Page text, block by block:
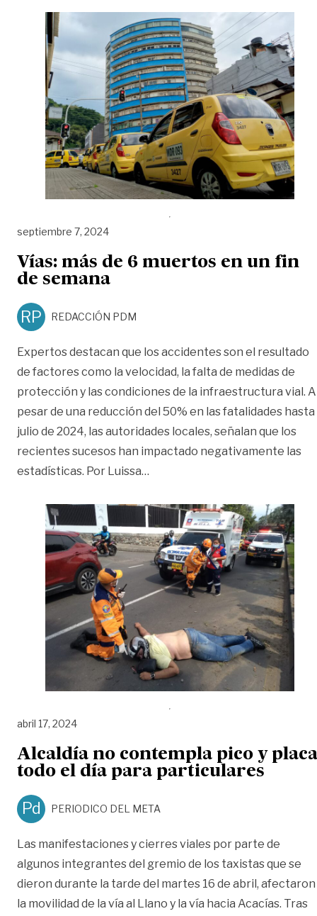
septiembre 7, 2024
Vías: más de 6 muertos en un fin
de semana
RP REDACCIÓN PDM
Expertos destacan que los accidentes son el resultado
de factores como la velocidad, la falta de medidas de
protección y las condiciones de la infraestructura vial. A
pesar de una reducción del 50% en las fatalidades hasta
julio de 2024, las autoridades locales, señalan que los
recientes sucesos han impactado negativamente las
estadísticas. Por Luissa…
abril 17, 2024
Alcaldía no contempla pico y placa
todo el día para particulares
Pd PERIODICO DEL META
Las manifestaciones y cierres viales por parte de
algunos integrantes del gremio de los taxistas que se
dieron durante la tarde del martes 16 de abril, afectaron
la movilidad de la vía al Llano y la vía hacia Acacías. Tras